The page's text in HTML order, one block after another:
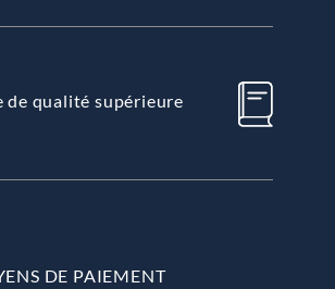
de qualité supérieure
DE PAIEMENT